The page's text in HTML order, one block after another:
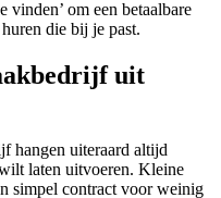
om een betaalbare
die bij je past.
uit
hangen uiteraard altijd
laten uitvoeren. Kleine
simpel contract voor weinig